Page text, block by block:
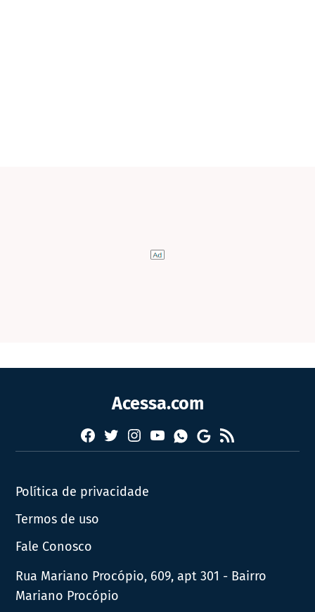
Acessa.com
Facebook
TwitterInstagram
YouTubeWhatsapp
Google
News
RSS
Política de privacidade
Termos de uso
Fale Conosco
Rua Mariano Procópio, 609, apt 301 - Bairro
Mariano Procópio